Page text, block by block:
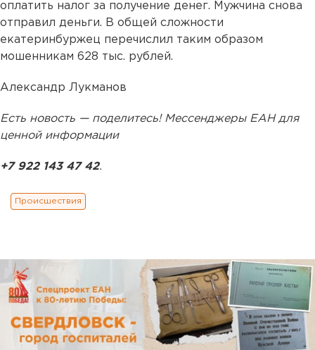
оплатить налог за получение денег. Мужчина снова
отправил деньги. В общей сложности
екатеринбуржец перечислил таким образом
мошенникам 628 тыс. рублей.
Александр Лукманов
Есть новость — поделитесь! Мессенджеры ЕАН для
ценной информации
+7 922 143 47 42.
Происшествия